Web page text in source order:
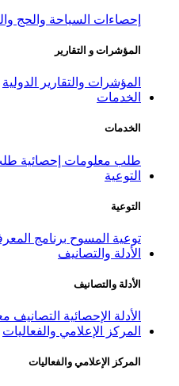
إحصاءات السياحة والحج
المؤشرات و التقارير
المؤشرات والتقارير الدولية
الخدمات
الخدمات
طلب معلومات إحصائية
التوعية
التوعية
توعية المسوح برنامج
الأدلة والتصانيف
الأدلة والتصانيف
الأدلة الإحصائية التصانيف
المركز الإعلامي والفعاليات
المركز الإعلامي والفعاليات